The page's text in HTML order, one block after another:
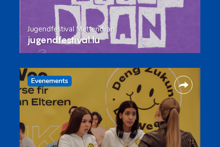
Jugendfestival Mëttendran
jugendfestival.lu
Evenements